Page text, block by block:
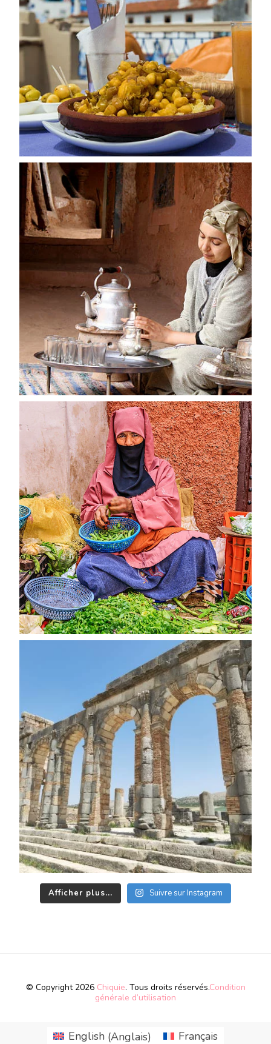
Afficher plus... Suivre sur Instagram
© Copyright 2026 Chiquie. Tous droits réservés.Condition
générale d’utilisation
English (Anglais) Français